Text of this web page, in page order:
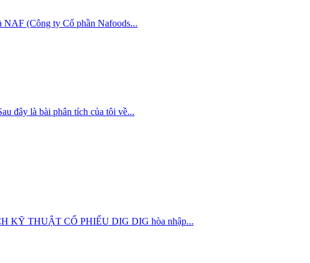
NAF (Công ty Cổ phần Nafoods...
đây là bài phân tích của tôi về...
KỸ THUẬT CỔ PHIẾU DIG DIG hòa nhập...